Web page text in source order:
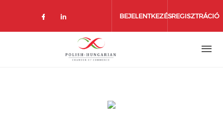
BEJELENTKEZÉSREGISZTRÁCIÓ